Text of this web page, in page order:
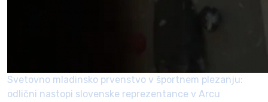
Svetovno mladinsko prvenstvo v športnem plezanju:
odlični nastopi slovenske reprezentance v Arcu